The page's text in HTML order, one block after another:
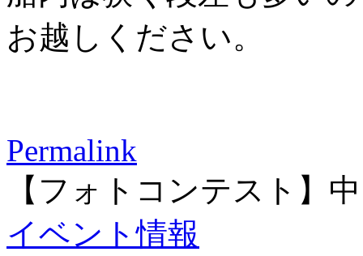
お越しください。
Permalink
【フォトコンテスト】
イベント情報